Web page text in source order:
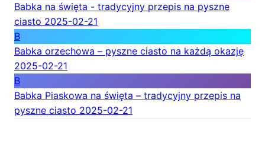
Babka na święta - tradycyjny przepis na pyszne
ciasto 2025-02-21
B
Babka orzechowa – pyszne ciasto na każdą okazję
2025-02-21
B
Babka Piaskowa na święta – tradycyjny przepis na
pyszne ciasto 2025-02-21